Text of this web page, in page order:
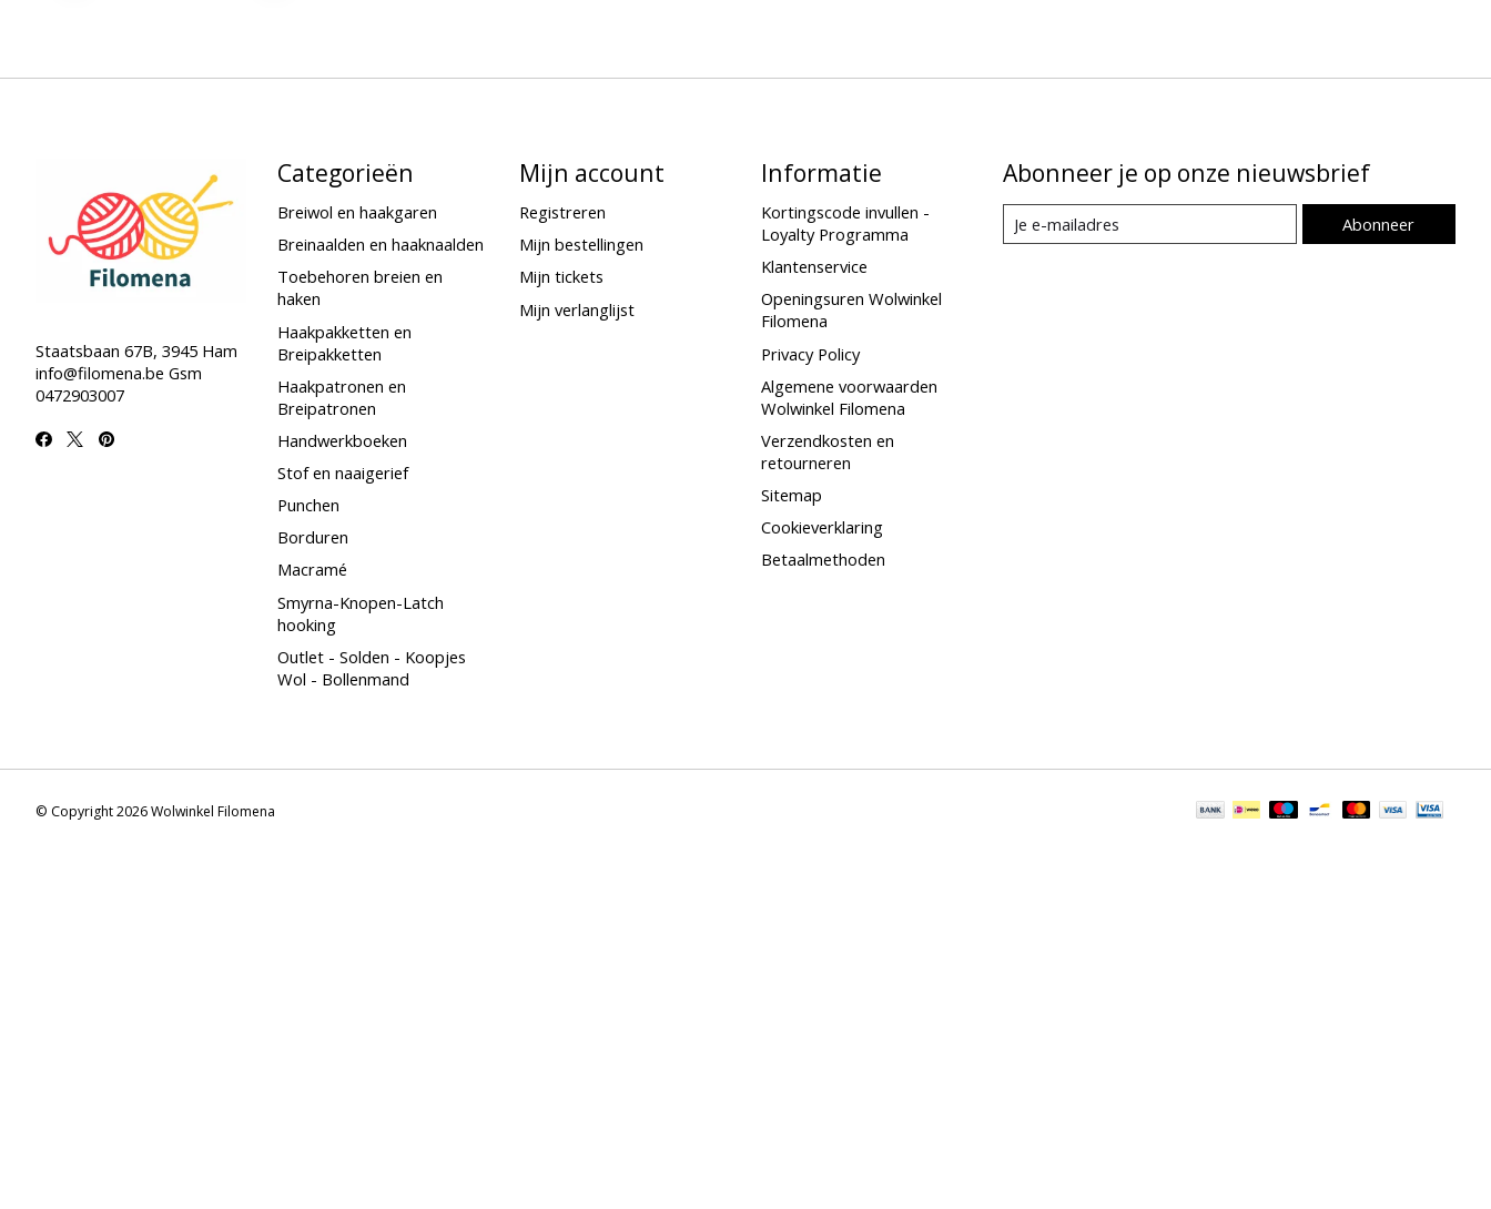
Staatsbaan 67B, 3945 Ham
info@filomena.be Gsm
0472903007
Categorieën
Breiwol en haakgaren
Breinaalden en haaknaalden
Toebehoren breien en
haken
Haakpakketten en
Breipakketten
Haakpatronen en
Breipatronen
Handwerkboeken
Stof en naaigerief
Punchen
Borduren
Macramé
Smyrna-Knopen-Latch
hooking
Outlet - Solden - Koopjes
Wol - Bollenmand
Mijn account
Registreren
Mijn bestellingen
Mijn tickets
Mijn verlanglijst
Informatie
Kortingscode invullen -
Loyalty Programma
Klantenservice
Openingsuren Wolwinkel
Filomena
Privacy Policy
Algemene voorwaarden
Wolwinkel Filomena
Verzendkosten en
retourneren
Sitemap
Cookieverklaring
Betaalmethoden
Abonneer je op onze nieuwsbrief
Abonneer
© Copyright 2026 Wolwinkel Filomena